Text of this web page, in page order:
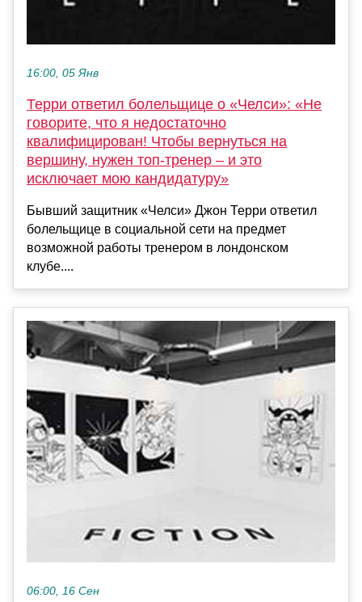
16:00, 05 Янв
Терри ответил болельщице о «Челси»: «Не
говорите, что я недостаточно
квалифицирован! Чтобы вернуться на
вершину, нужен топ-тренер – и это
исключает мою кандидатуру»
Бывший защитник «Челси» Джон Терри ответил
болельщице в социальной сети на предмет
возможной работы тренером в лондонском
клубе....
06:00, 16 Сен